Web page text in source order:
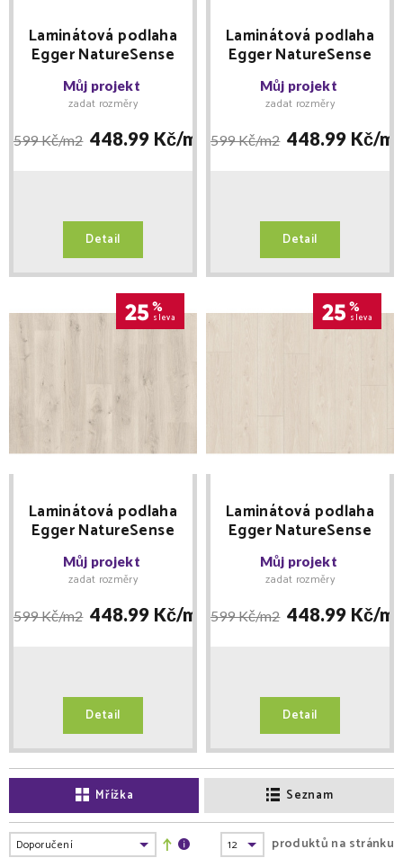
Laminátová podlaha
Egger NatureSense
Aqua Classic 33 Dub
Pinot pískový EL2113
Můj projekt
zadat rozměry
599 Kč/m2 448.99 Kč/m2
Detail
Laminátová podlaha
Egger NatureSense
Aqua Classic 33 Jasan
Avio světlý EL2240
Můj projekt
zadat rozměry
599 Kč/m2 448.99 Kč/
Detail
25 %
sleva
Laminátová podlaha
Egger NatureSense
Aqua Classic 33 Dub
Pinot bílý EL2111
Můj projekt
zadat rozměry
599 Kč/m2 448.99 Kč/m2
Detail
25 %
sleva
Laminátová podlaha
Egger NatureSense
Aqua Classic 33 Dub
Treviso bílý EL2180
Můj projekt
zadat rozměry
599 Kč/m2 448.99 Kč/
Detail
Mřížka Seznam
produktů na stránku